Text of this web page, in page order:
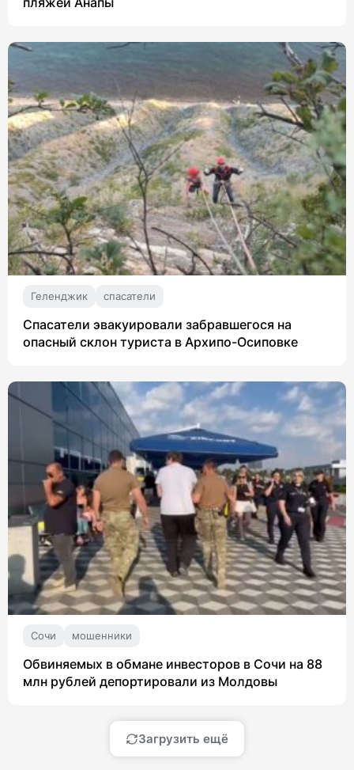
Геленджик спасатели
Спасатели эвакуировали забравшегося на
опасный склон туриста в Архипо-Осиповке
Сочи мошенники
Обвиняемых в обмане инвесторов в Сочи на 88
млн рублей депортировали из Молдовы
Загрузить ещё